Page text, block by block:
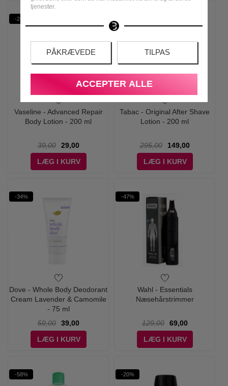
tjenester.
PÅKRÆVEDE TILPAS
ACCEPTER ALLE
-26%
Vaseline - Advanced Repair
Body Lotion - 200 ml
39,00
29,00
LÆG I KURV
Tabac - Original After Shave
Lotion - 200 ml
295,00
149,00
LÆG I KURV
-34%
Dove - Whole Body Deodorant
Cream Lavender & Camomile
- 75 ml
59,00
39,00
LÆG I KURV
-47%
Wahl - Essentials
Næsehårstrimmer
129,00
69,00
LÆG I KURV
-58% -20%